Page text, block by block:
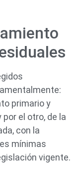
primario y
por el otro, de la
con la
mínimas
vigente.